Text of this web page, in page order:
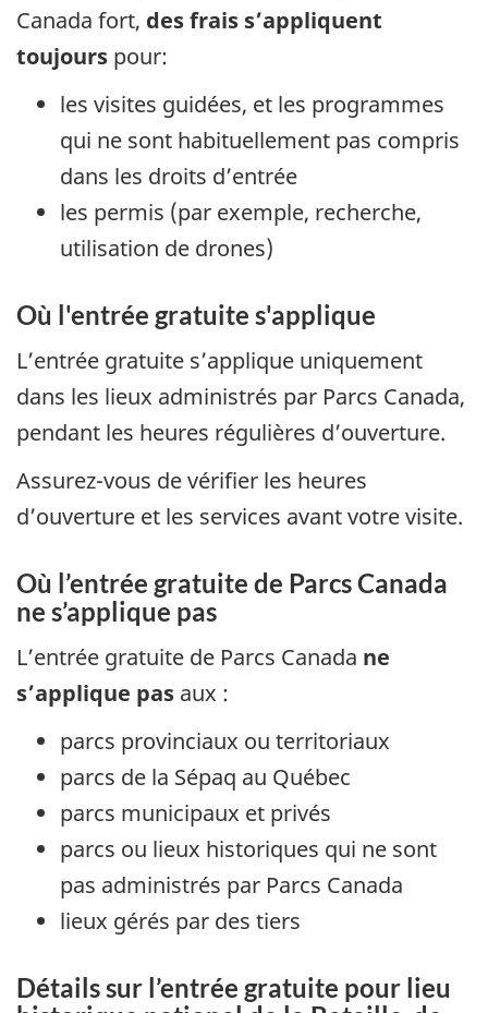
Canada fort, des frais s’appliquent
toujours pour:
les visites guidées, et les programmes
qui ne sont habituellement pas compris
dans les droits d’entrée
les permis (par exemple, recherche,
utilisation de drones)
Où l'entrée gratuite s'applique
L’entrée gratuite s’applique uniquement
dans les lieux administrés par Parcs Canada,
pendant les heures régulières d’ouverture.
Assurez-vous de vérifier les heures
d’ouverture et les services avant votre visite.
Où l’entrée gratuite de Parcs Canada
ne s’applique pas
L’entrée gratuite de Parcs Canada ne
s’applique pas aux :
parcs provinciaux ou territoriaux
parcs de la Sépaq au Québec
parcs municipaux et privés
parcs ou lieux historiques qui ne sont
pas administrés par Parcs Canada
lieux gérés par des tiers
Détails sur l’entrée gratuite pour lieu